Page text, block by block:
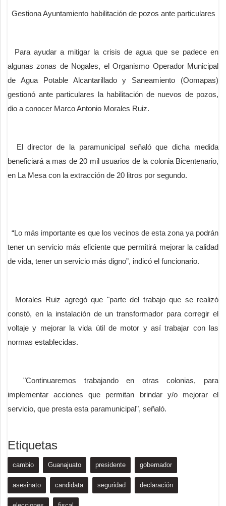
Gestiona Ayuntamiento habilitación de pozos ante particulares
Para ayudar a mitigar la crisis de agua que se padece en
algunas zonas de Nogales, el Organismo Operador Municipal
de Agua Potable Alcantarillado y Saneamiento (Oomapas)
gestionó ante particulares la habilitación de nuevos de pozos,
dio a conocer Marco Antonio Morales Ruiz.
El director de la paramunicipal señaló que dicha medida
beneficiará a mas de 20 mil usuarios de la colonia Bicentenario,
en La Mesa con la extracción de 20 litros por segundo.
“Lo más importante es que los vecinos de esta zona ya podrán
tener un servicio más eficiente que permitirá mejorar la calidad
de vida, tener un servicio más digno”, indicó el funcionario.
Morales Ruiz agregó que "parte del trabajo que se realizó
constó, en la instalación de un transformador para corregir el
voltaje y mejorar la vida útil de motor y así trabajar con las
normas establecidas.
"Continuaremos trabajando en otras colonias, para
implementar acciones que permitan brindar y/o mejorar el
servicio, que presta esta paramunicipal", señaló.
Etiquetas
cambio Guanajuato presidente gobernador
asesinato candidata seguridad declaración